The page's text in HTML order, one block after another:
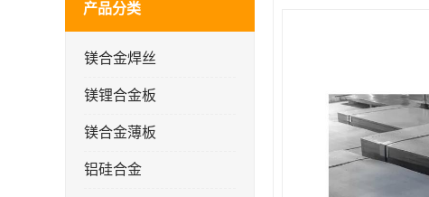
产品分类
镁合金焊丝
镁锂合金板
镁合金薄板
铝硅合金